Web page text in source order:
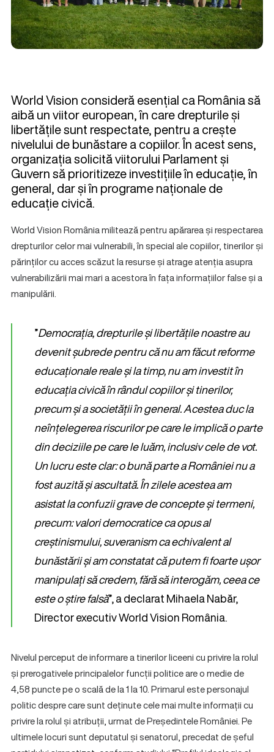
World Vision consideră esențial ca România să
aibă un viitor european, în care drepturile și
libertățile sunt respectate, pentru a crește
nivelului de bunăstare a copiilor. În acest sens,
organizația solicită viitorului Parlament și
Guvern să prioritizeze investițiile în educație, în
general, dar și în programe naționale de
educație civică.
World Vision România militează pentru apărarea și respectarea
drepturilor celor mai vulnerabili, în special ale copiilor, tinerilor și
părinților cu acces scăzut la resurse și atrage atenția asupra
vulnerabilizării mai mari a acestora în fața informațiilor false și a
manipulării.
”Democrația, drepturile și libertățile noastre au
devenit șubrede pentru că nu am făcut reforme
educaționale reale și la timp, nu am investit în
educația civică în rândul copiilor și tinerilor,
precum și a societății în general. Acestea duc la
neînțelegerea riscurilor pe care le implică o parte
din deciziile pe care le luăm, inclusiv cele de vot.
Un lucru este clar: o bună parte a României nu a
fost auzită și ascultată. În zilele acestea am
asistat la confuzii grave de concepte și termeni,
precum: valori democratice ca opus al
creștinismului, suveranism ca echivalent al
bunăstării și am constatat că putem fi foarte ușor
manipulați să credem, fără să interogăm, ceea ce
este o știre falsă”, a declarat Mihaela Nabăr,
Director executiv World Vision România.
Nivelul perceput de informare a tinerilor liceeni cu privire la rolul
și prerogativele principalelor funcții politice are o medie de
4,58 puncte pe o scală de la 1 la 10. Primarul este personajul
politic despre care sunt deținute cele mai multe informații cu
privire la rolul și atribuții, urmat de Președintele României. Pe
ultimele locuri sunt deputatul și senatorul, precedat de șeful